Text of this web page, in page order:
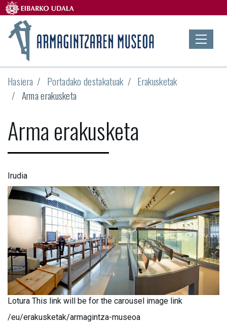
Hasiera Portadako destakatuak
Erakusketak
Arma erakusketa
Arma erakusketa
Irudia
Lotura This link will be for the carousel image link
/eu/erakusketak/armagintza-museoa